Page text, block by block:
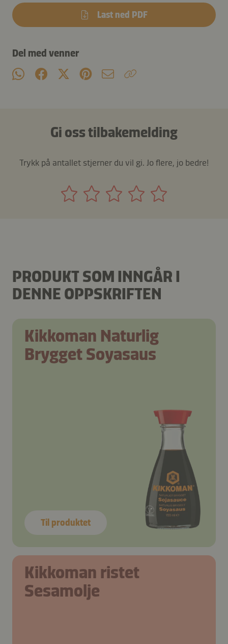
Last ned PDF
Del med venner
Gi oss tilbakemelding
Trykk på antallet stjerner du vil gi. Jo flere, jo bedre!
PRODUKT SOM INNGÅR I
DENNE OPPSKRIFTEN
Kikkoman Naturlig
Brygget Soyasaus
Til produktet
Kikkoman ristet
Sesamolje